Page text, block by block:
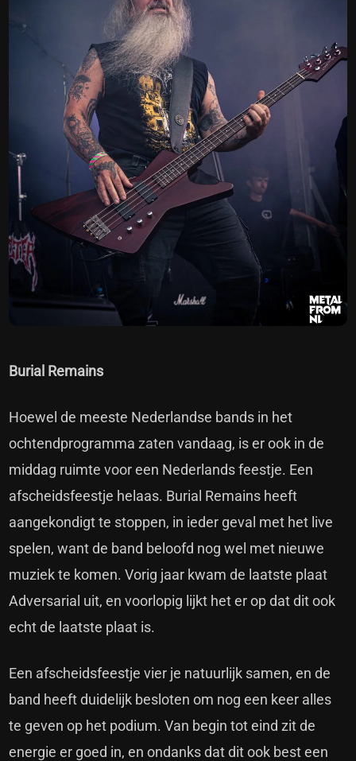
Burial Remains
Hoewel de meeste Nederlandse bands in het
ochtendprogramma zaten vandaag, is er ook in de
middag ruimte voor een Nederlands feestje. Een
afscheidsfeestje helaas. Burial Remains heeft
aangekondigt te stoppen, in ieder geval met het live
spelen, want de band beloofd nog wel met nieuwe
muziek te komen. Vorig jaar kwam de laatste plaat
Adversarial uit, en voorlopig lijkt het er op dat dit ook
echt de laatste plaat is.
Een afscheidsfeestje vier je natuurlijk samen, en de
band heeft duidelijk besloten om nog een keer alles
te geven op het podium. Van begin tot eind zit de
energie er goed in, en ondanks dat dit ook best een